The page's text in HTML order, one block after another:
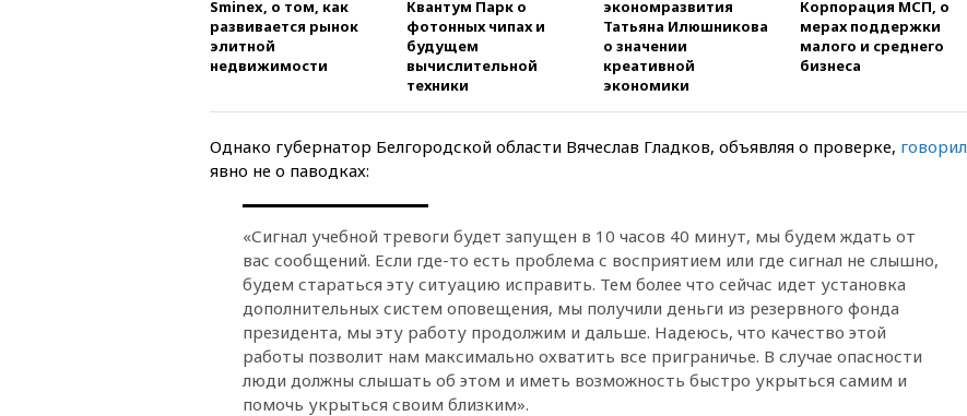
произошедшего с Cessna-182
В Приморье задержаны
подростки, планировавшие
отсутствие ракет для Patriot у
Украины приведет к
инцидент с дроном в
аэропорту Лейпцига —
09:32В Тверской области
обломки дрона повредили
фасад логокомплекса
Wildberries
Sminex, о том, как
развивается рынок
элитной
недвижимости
Квантум Парк о
фотонных чипах и
будущем
вычислительной
техники
экономразвития
Татьяна Илюшникова
о значении
креативной
экономики
Корпорация МСП, о
мерах поддержки
малого и среднего
бизнеса
Однако губернатор Белгородской области Вячеслав Гладков, объявляя о проверке, говорил
явно не о паводках:
«Сигнал учебной тревоги будет запущен в 10 часов 40 минут, мы будем ждать от
вас сообщений. Если где-то есть проблема с восприятием или где сигнал не слышно,
будем стараться эту ситуацию исправить. Тем более что сейчас идет установка
дополнительных систем оповещения, мы получили деньги из резервного фонда
президента, мы эту работу продолжим и дальше. Надеюсь, что качество этой
работы позволит нам максимально охватить все приграничье. В случае опасности
люди должны слышать об этом и иметь возможность быстро укрыться самим и
помочь укрыться своим близким».